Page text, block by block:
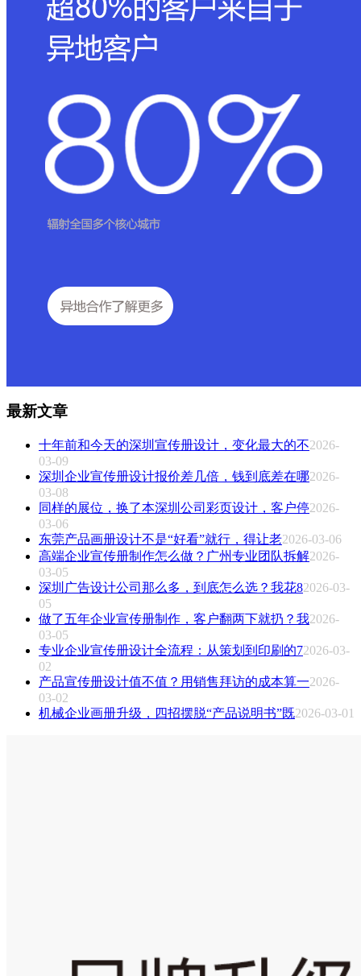
最新文章
十年前和今天的深圳宣传册设计，变化最大的不2026-
03-09
深圳企业宣传册设计报价差几倍，钱到底差在哪2026-
03-08
同样的展位，换了本深圳公司彩页设计，客户停2026-
03-06
东莞产品画册设计不是“好看”就行，得让老2026-03-06
高端企业宣传册制作怎么做？广州专业团队拆解2026-
03-05
深圳广告设计公司那么多，到底怎么选？我花82026-03-
05
做了五年企业宣传册制作，客户翻两下就扔？我2026-
03-05
专业企业宣传册设计全流程：从策划到印刷的72026-03-
02
产品宣传册设计值不值？用销售拜访的成本算一2026-
03-02
机械企业画册升级，四招摆脱“产品说明书”既2026-03-01